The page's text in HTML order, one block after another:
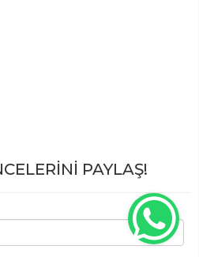
PAYLAŞ!